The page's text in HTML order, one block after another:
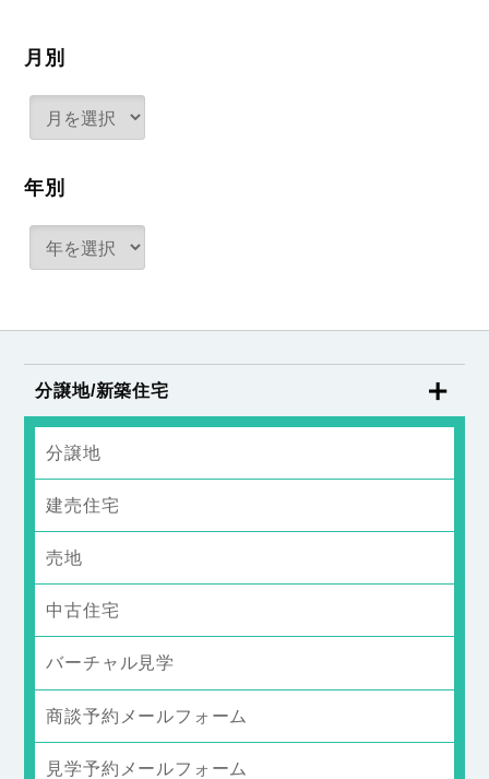
月別
年別
分譲地/新築住宅
分譲地
建売住宅
売地
中古住宅
バーチャル見学
商談予約メールフォーム
見学予約メールフォーム